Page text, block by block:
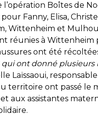
Boîtes de
Fanny, Elisa,
Wittenheim et
réunies à Wittenheim
ont été
ont donné plusieurs
Laïssaoui,
territoire ont passé le
aux assistantes